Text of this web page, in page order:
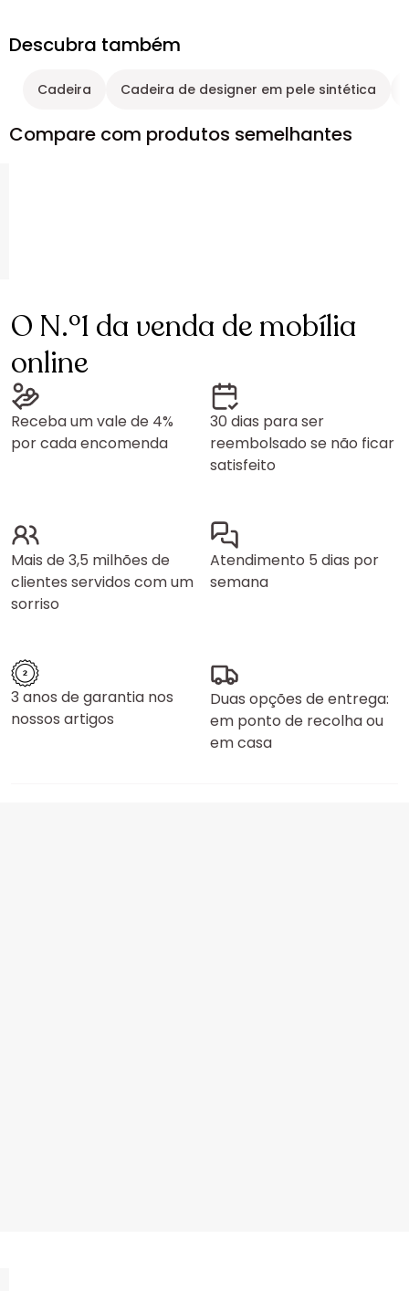
Descubra também
Cadeira Cadeira de designer em pele sintética
Compare com produtos semelhantes
O N.º1 da venda de mobília
online
Receba um vale de 4%
por cada encomenda
30 dias para ser
reembolsado se não ficar
satisfeito
Mais de 3,5 milhões de
clientes servidos com um
sorriso
Atendimento 5 dias por
semana
3 anos de garantia nos
nossos artigos
Duas opções de entrega:
em ponto de recolha ou
em casa